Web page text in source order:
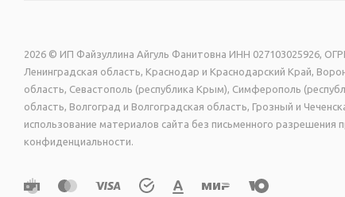
2026 © ИП Файзуллина Айгуль Фанитовна ИНН 027103025926,
Ленинградская область, Краснодар и Краснодарский Край,
область, Севастополь (республика Крым), Симферополь
область, Волгоград и Волгоградская область, Грозный и
использование материалов сайта без письменного
конфиденциальности.